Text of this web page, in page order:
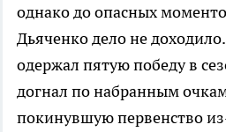
однако до опасных
Дьяченко дело не
одержал пятую победу в
догнал по набранным
покинувшую первенство